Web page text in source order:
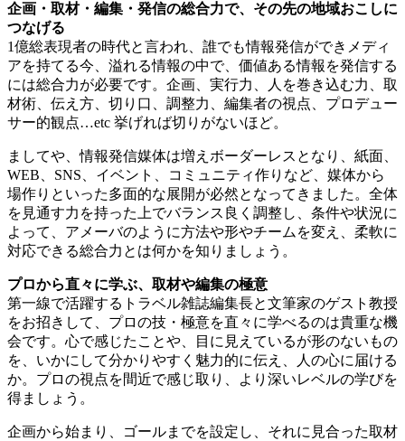
企画・取材・編集・発信の総合力で、その先の地域おこしに
つなげる
1億総表現者の時代と言われ、誰でも情報発信ができメディ
アを持てる今、溢れる情報の中で、価値ある情報を発信する
には総合力が必要です。企画、実行力、人を巻き込む力、取
材術、伝え方、切り口、調整力、編集者の視点、プロデュー
サー的観点…etc 挙げれば切りがないほど。
ましてや、情報発信媒体は増えボーダーレスとなり、紙面、
WEB、SNS、イベント、コミュニティ作りなど、媒体から
場作りといった多面的な展開が必然となってきました。全体
を見通す力を持った上でバランス良く調整し、条件や状況に
よって、アメーバのように方法や形やチームを変え、柔軟に
対応できる総合力とは何かを知りましょう。
プロから直々に学ぶ、取材や編集の極意
第一線で活躍するトラベル雑誌編集長と文筆家のゲスト教授
をお招きして、プロの技・極意を直々に学べるのは貴重な機
会です。心で感じたことや、目に見えているが形のないもの
を、いかにして分かりやすく魅力的に伝え、人の心に届ける
か。プロの視点を間近で感じ取り、より深いレベルの学びを
得ましょう。
企画から始まり、ゴールまでを設定し、それに見合った取材